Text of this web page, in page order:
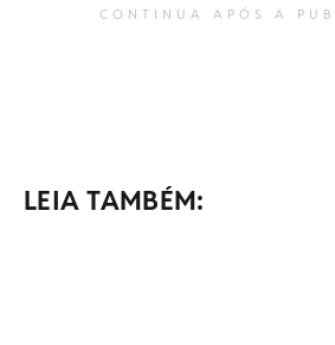
CONTINUA APÓS A
LEIA TAMBÉM: